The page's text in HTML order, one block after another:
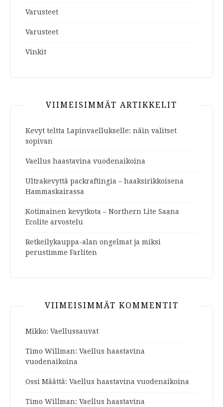
Varusteet
Varusteet
Vinkit
VIIMEISIMMÄT ARTIKKELIT
Kevyt teltta Lapinvaellukselle: näin valitset
sopivan
Vaellus haastavina vuodenaikoina
Ultrakevyttä packraftingia – haaksirikkoisena
Hammaskairassa
Kotimainen kevytkota – Northern Lite Saana
Ecolite arvostelu
Retkeilykauppa-alan ongelmat ja miksi
perustimme Farliten
VIIMEISIMMÄT KOMMENTIT
Mikko: Vaellussauvat
Timo Willman: Vaellus haastavina
vuodenaikoina
Ossi Määttä: Vaellus haastavina vuodenaikoina
Timo Willman: Vaellus haastavina